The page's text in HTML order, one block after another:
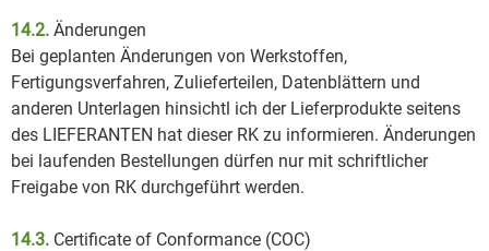
14.2. Änderungen
Bei geplanten Änderungen von Werkstoffen,
Fertigungsverfahren, Zulieferteilen, Datenblättern und
anderen Unterlagen hinsichtl ich der Lieferprodukte seitens
des LIEFERANTEN hat dieser RK zu informieren. Änderungen
bei laufenden Bestellungen dürfen nur mit schriftlicher
Freigabe von RK durchgeführt werden.
14.3. Certificate of Conformance (COC)